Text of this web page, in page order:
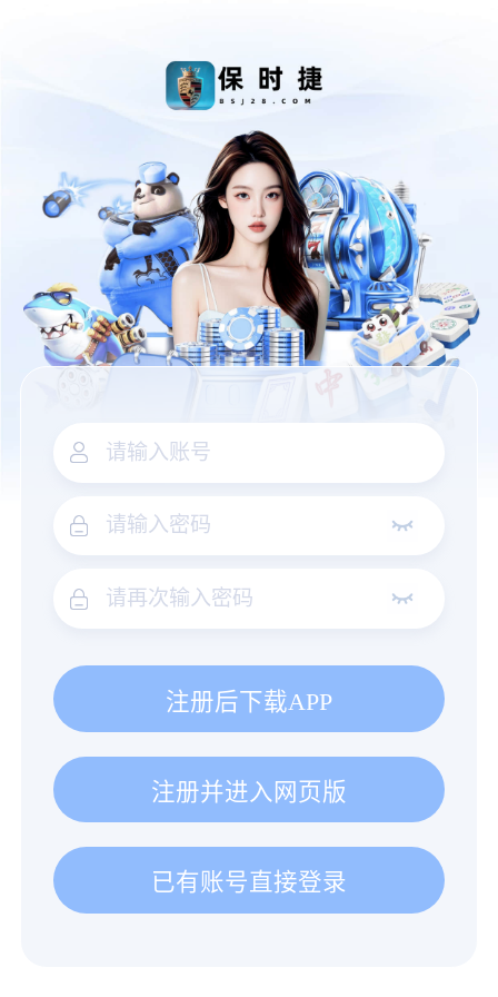
注册后下载APP
注册并进入网页版
已有账号直接登录